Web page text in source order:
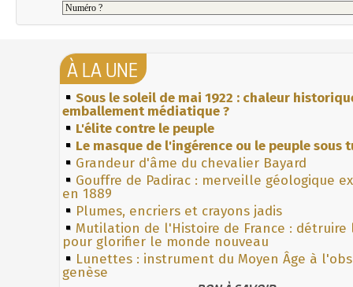
À LA UNE
Sous le soleil de mai 1922 : chaleur
emballement médiatique ?
L'élite contre le peuple
Le masque de l'ingérence ou le peuple sous
Grandeur d'âme du chevalier Bayard
Gouffre de Padirac : merveille géologique
en 1889
Plumes, encriers et crayons jadis
Mutilation de l'Histoire de France : détruire
pour glorifier le monde nouveau
Lunettes : instrument du Moyen Âge à
genèse